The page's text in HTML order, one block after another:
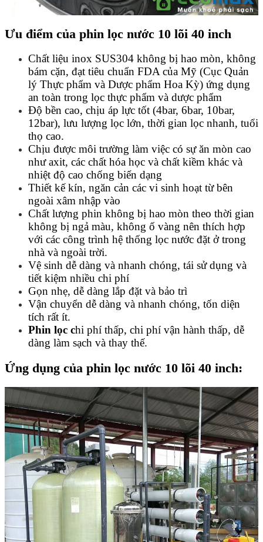
Ưu điểm của phin lọc nước 10 lõi 40 inch
Chất liệu inox SUS304 không bị hao mòn, không
bám cặn, đạt tiêu chuẩn FDA của Mỹ (Cục Quản
lý Thực phẩm và Dược phẩm Hoa Kỳ) ứng dụng
an toàn trong lọc thực phẩm và dược phẩm
Độ bền cao, chịu áp lực tốt (4bar, 6bar, 10bar,
12bar), lưu lượng lọc lớn, thời gian lọc nhanh, tuổi
thọ cao.
Chịu được môi trường làm việc có sự ăn mòn cao
như axit, các chất hóa học và chất kiềm khác và
nhiệt độ cao chống biến dạng
Thiết kế kín, ngăn cản các vi sinh hoạt từ bên
ngoài xâm nhập vào
Chất lượng phin không bị hao mòn theo thời gian
không bị ngả màu, không ố vàng nên thích hợp
với các công trình hệ thống lọc nước đặt ở trong
nhà và ngoài trời.
Vệ sinh dễ dàng và nhanh chóng, tái sử dụng và
tiết kiệm nhiều chi phí
Gọn nhẹ, dễ dàng lắp đặt và bảo trì
Vận chuyển dễ dàng và nhanh chóng, tốn diện
tích rất ít.
Phin lọc chi phí thấp, chi phí vận hành thấp, dễ
dàng làm sạch và thay thế.
Ứng dụng của phin lọc nước 10 lõi 40 inch: